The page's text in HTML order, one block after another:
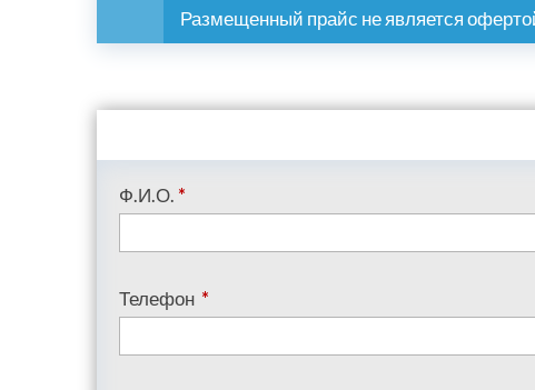
Размещенный прайс не является
Ф.И.О. *
Телефон *